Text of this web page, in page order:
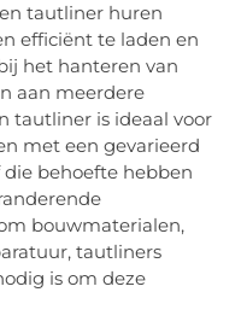
tautliner huren
efficiënt te laden en
het hanteren van
aan meerdere
tautliner is ideaal voor
met een gevarieerd
behoefte hebben
bouwmaterialen,
tautliners
is om deze